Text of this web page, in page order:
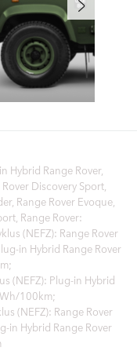
Hybrid Range Rover,
Discovery Sport,
Range Rover Evoque,
Range Rover:
(NEFZ): Range Rover
in Hybrid Range Rover
(NEFZ): Plug-in Hybrid
100km;
(NEFZ): Range Rover
in Hybrid Range Rover